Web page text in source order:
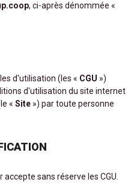
, ci-après dénommée «
d'utilisation (les « CGU »)
d'utilisation du site internet
« Site ») par toute personne
sans réserve les CGU.